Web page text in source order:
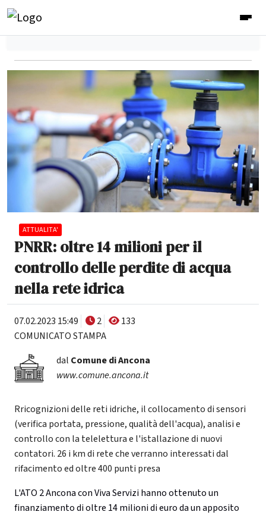
ATTUALITA'
PNRR: oltre 14 milioni per il
controllo delle perdite di acqua
nella rete idrica
07.02.2023 15:49 2
133
COMUNICATO STAMPA
dal Comune di Ancona
www.comune.ancona.it
Rricognizioni delle reti idriche, il collocamento di sensori
(verifica portata, pressione, qualità dell'acqua), analisi e
controllo con la telelettura e l'istallazione di nuovi
contatori. 26 i km di rete che verranno interessati dal
rifacimento ed oltre 400 punti presa
L'ATO 2 Ancona con Viva Servizi hanno ottenuto un
finanziamento di oltre 14 milioni di euro da un apposito